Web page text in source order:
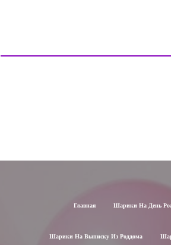
Главная Шарики На День
Шарики На Выписку Из Роддома